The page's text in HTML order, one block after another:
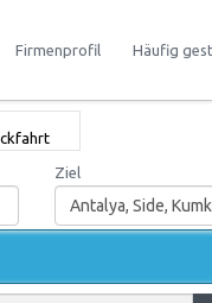
Firmenprofil Häufig
Ziel